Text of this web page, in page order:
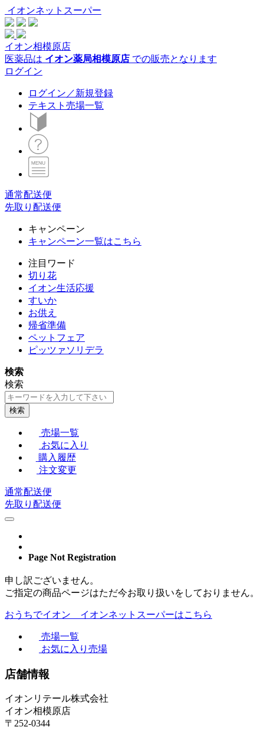
イオンネットスーパー
イオン相模原店
医薬品は イオン薬局相模原店 での販売となります
ログイン
ログイン／新規登録
テキスト売場一覧
通常配送便
先取り配送便
キャンペーン
キャンペーン一覧はこちら
注目ワード
切り花
イオン生活応援
すいか
お供え
帰省準備
ペットフェア
ピッツァソリデラ
検索
検索
検索
売場一覧
お気に入り
購入履歴
注文変更
通常配送便
先取り配送便
Page Not Registration
申し訳ございません。
ご指定の商品ページはただ今お取り扱いをしておりません。
おうちでイオン イオンネットスーパーはこちら
売場一覧
お気に入り売場
店舗情報
イオンリテール株式会社
イオン相模原店
〒252-0344